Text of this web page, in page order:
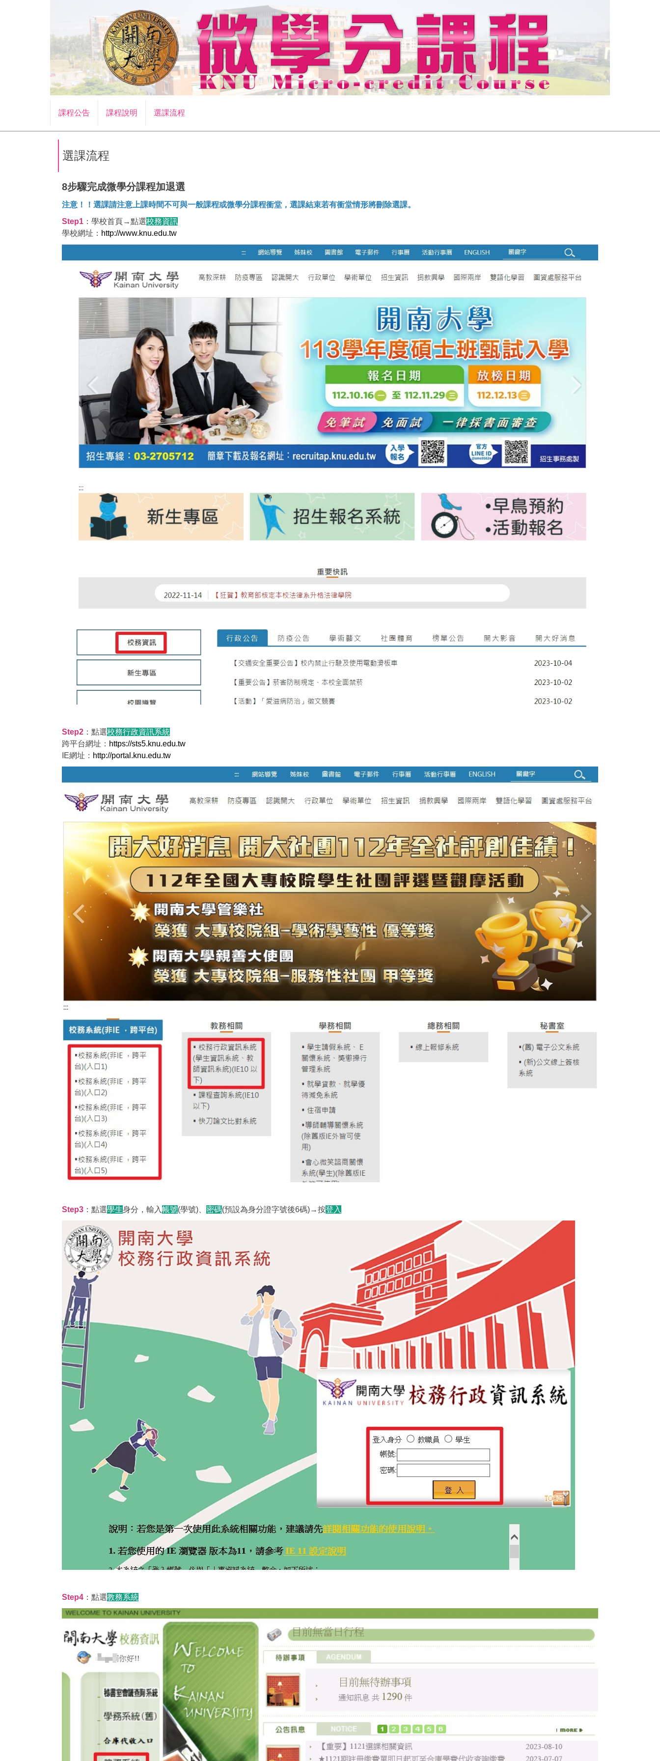
課程公告 課程說明 選課流程
選課流程
8步驟完成微學分課程加退選
注意！！選課請注意上課時間不可與一般課程或微學分課程衝堂，選課結束若有衝堂情形將刪除選課。
Step1 ：學校首頁→點選校務資訊
學校網址： http://www.knu.edu.tw
Step2 ：點選校務行政資訊系統
跨平台網址： https://sts5.knu.edu.tw
IE網址： http://portal.knu.edu.tw
Step3 ：點選學生身分，輸入帳號(學號)、 密碼(預設為身分證字號後6碼)→按登入
Step4 ：點選教務系統